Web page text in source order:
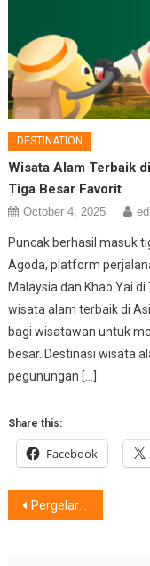
DESTINATION
Wisata Alam Terbaik
Tiga Besar Favorit
October 4, 2025
Puncak berhasil masuk
Agoda, platform
Malaysia dan Khao Yai
wisata alam terbaik di
bagi wisatawan untuk
besar. Destinasi wisata
pegunungan […]
Share this:
Facebook
Post
Pergelaran Amal GITA CITRA CITA, Untuk Menyalakan Harapan Anak-Anak Pejuang Kanker